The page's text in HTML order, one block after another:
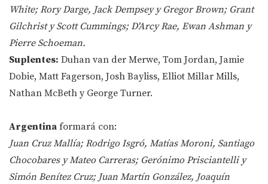
White; Rory Darge, Jack Dempsey y Gregor Brown; Grant
Gilchrist y Scott Cummings; D'Arcy Rae, Ewan Ashman y
Pierre Schoeman.
Suplentes: Duhan van der Merwe, Tom Jordan, Jamie
Dobie, Matt Fagerson, Josh Bayliss, Elliot Millar Mills,
Nathan McBeth y George Turner.
Argentina formará con:
Juan Cruz Mallía; Rodrigo Isgró, Matías Moroni, Santiago
Chocobares y Mateo Carreras; Gerónimo Prisciantelli y
Simón Benítez Cruz; Juan Martín González, Joaquín